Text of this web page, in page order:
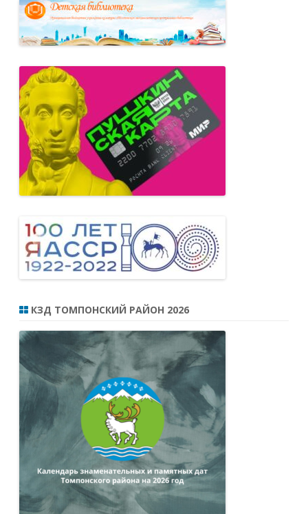
КЗД ТОМПОНСКИЙ РАЙОН 2026